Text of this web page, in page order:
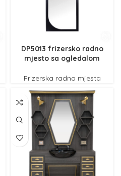
DP5013 frizersko radno
mjesto sa ogledalom
Frizerska radna mjesta